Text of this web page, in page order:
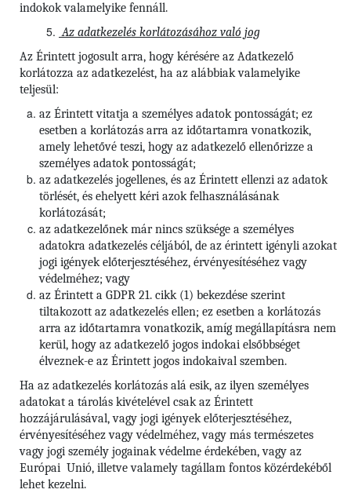
indokok valamelyike fennáll.
Az adatkezelés korlátozásához való jog
Az Érintett jogosult arra, hogy kérésére az Adatkezelő
korlátozza az adatkezelést, ha az alábbiak valamelyike
teljesül:
az Érintett vitatja a személyes adatok pontosságát; ez
esetben a korlátozás arra az időtartamra vonatkozik,
amely lehetővé teszi, hogy az adatkezelő ellenőrizze a
személyes adatok pontosságát;
az adatkezelés jogellenes, és az Érintett ellenzi az adatok
törlését, és ehelyett kéri azok felhasználásának
korlátozását;
az adatkezelőnek már nincs szüksége a személyes
adatokra adatkezelés céljából, de az érintett igényli azokat
jogi igények előterjesztéséhez, érvényesítéséhez vagy
védelméhez; vagy
az Érintett a GDPR 21. cikk (1) bekezdése szerint
tiltakozott az adatkezelés ellen; ez esetben a korlátozás
arra az időtartamra vonatkozik, amíg megállapításra nem
kerül, hogy az adatkezelő jogos indokai elsőbbséget
élveznek-e az Érintett jogos indokaival szemben.
Ha az adatkezelés korlátozás alá esik, az ilyen személyes
adatokat a tárolás kivételével csak az Érintett
hozzájárulásával, vagy jogi igények előterjesztéséhez,
érvényesítéséhez vagy védelméhez, vagy más természetes
vagy jogi személy jogainak védelme érdekében, vagy az
Európai Unió, illetve valamely tagállam fontos közérdekéből
lehet kezelni.